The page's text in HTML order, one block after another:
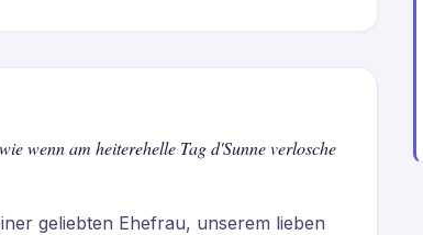
wenn am heiterehelle Tag d'Sunne verlosche
geliebten Ehefrau, unserem lieben